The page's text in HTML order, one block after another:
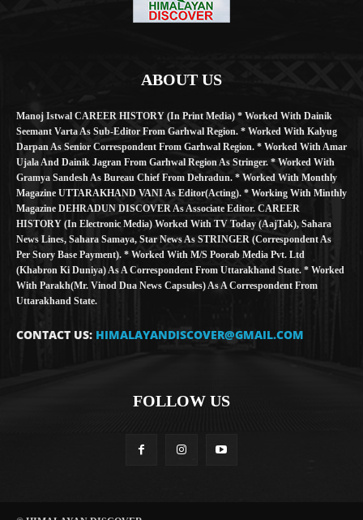
ABOUT US
Manoj Istwal CAREER HISTORY (in Print Media) * Worked With Dainik
Seemant Varta As Sub-Editor From Garhwal Region. * Worked With Kalyug
Darpan As Senior Correspondent From Garhwal Region. * Worked With Amar
Ujala And Dainik Jagran From Garhwal Region As Stringer. * Worked With
Gramya Sandesh As Bureau Chief From Dehradun. * Worked With Monthly
Magazine UTTARAKHAND VANI As Editor(Acting). * Working With Minthly
Magazine DEHRADUN DISCOVER As Associate Editor. CAREER
HISTORY (in Electronic Media) Worked With TV Today (AajTak), Sahara
News Lines, Sahara Samaya, Star News As STRINGER (Correspondent As
Per Story Base Payment). * Worked With M/S Poorab Media Pvt. Ltd
(Khabron Ki Duniya) As A Correspondent From Uttarakhand State. * Worked
With Parakh(Mr. Vinod Dua News Capsules) As A Correspondent From
Uttarakhand State.
CONTACT US: HIMALAYANDISCOVER@GMAIL.COM
FOLLOW US